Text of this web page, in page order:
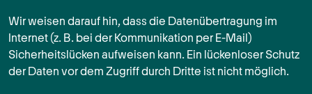
Wir weisen darauf hin, dass die Datenübertragung im
Internet (z. B. bei der Kommunikation per E-Mail)
Sicherheitslücken aufweisen kann. Ein lückenloser Schutz
der Daten vor dem Zugriff durch Dritte ist nicht möglich.